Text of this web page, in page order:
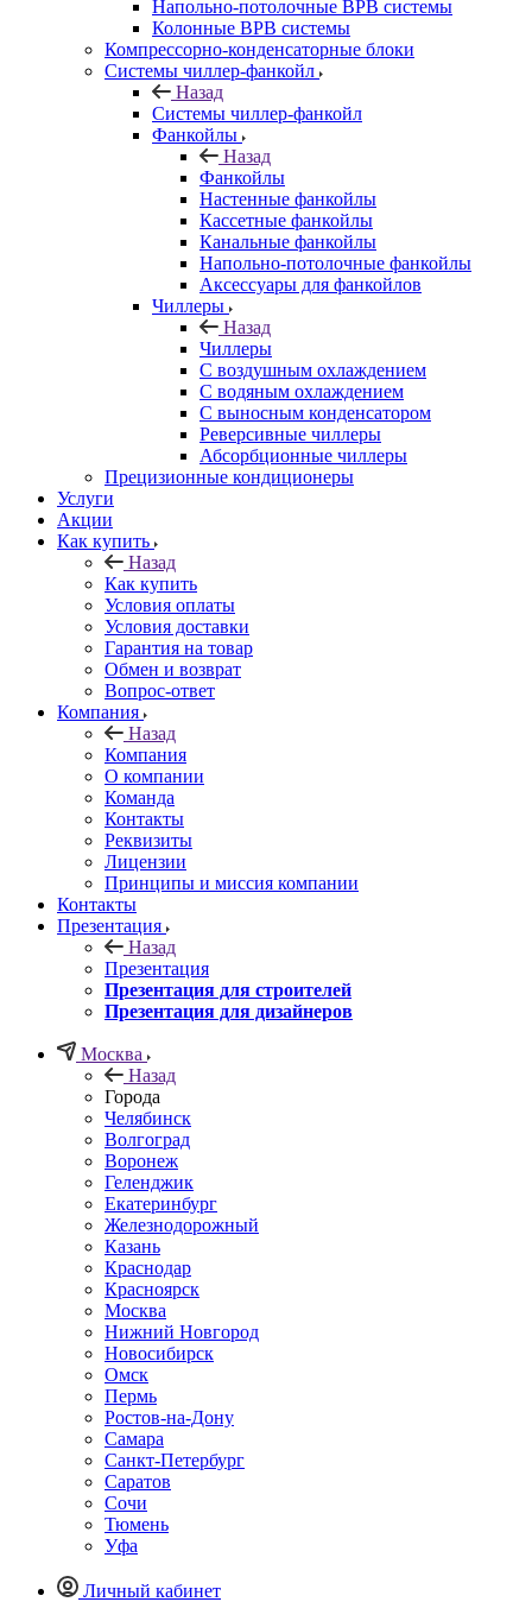
Напольно-потолочные ВРВ системы
Колонные ВРВ системы
Компрессорно-конденсаторные блоки
Системы чиллер-фанкойл
Назад
Системы чиллер-фанкойл
Фанкойлы
Назад
Фанкойлы
Настенные фанкойлы
Кассетные фанкойлы
Канальные фанкойлы
Напольно-потолочные фанкойлы
Аксессуары для фанкойлов
Чиллеры
Назад
Чиллеры
С воздушным охлаждением
С водяным охлаждением
С выносным конденсатором
Реверсивные чиллеры
Абсорбционные чиллеры
Прецизионные кондиционеры
Услуги
Акции
Как купить
Назад
Как купить
Условия оплаты
Условия доставки
Гарантия на товар
Обмен и возврат
Вопрос-ответ
Компания
Назад
Компания
О компании
Команда
Контакты
Реквизиты
Лицензии
Принципы и миссия компании
Контакты
Презентация
Назад
Презентация
Презентация для строителей
Презентация для дизайнеров
Москва
Назад
Города
Челябинск
Волгоград
Воронеж
Геленджик
Екатеринбург
Железнодорожный
Казань
Краснодар
Красноярск
Москва
Нижний Новгород
Новосибирск
Омск
Пермь
Ростов-на-Дону
Самара
Санкт-Петербург
Саратов
Сочи
Тюмень
Уфа
Личный кабинет